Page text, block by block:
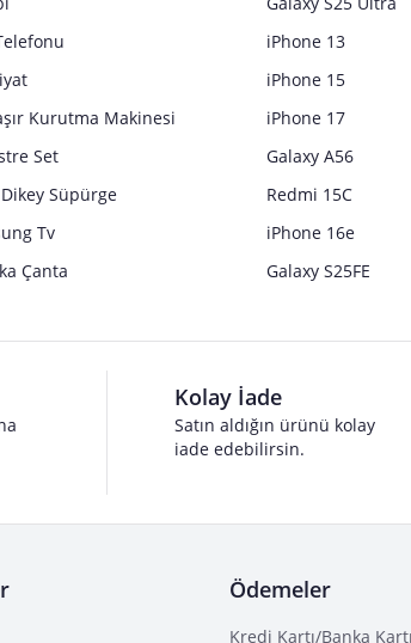
Kurutma Makinesi
Set
Süpürge
Tv
Çanta
iPhone 13
iPhone 15
iPhone 17
Galaxy A56
Redmi 15C
iPhone 16e
Galaxy S25FE
Kolay İade
Satın aldığın ürünü kolay
iade edebilirsin.
Ödemeler
Kredi Kartı/Banka